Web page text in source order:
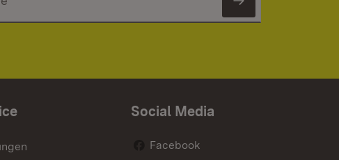
Newsletter
Social Media
Facebook